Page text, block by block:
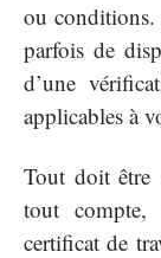
ou conditions.
parfois de
d’une
applicables à
Tout doit être
tout compte,
certificat de